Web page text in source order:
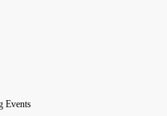
Events